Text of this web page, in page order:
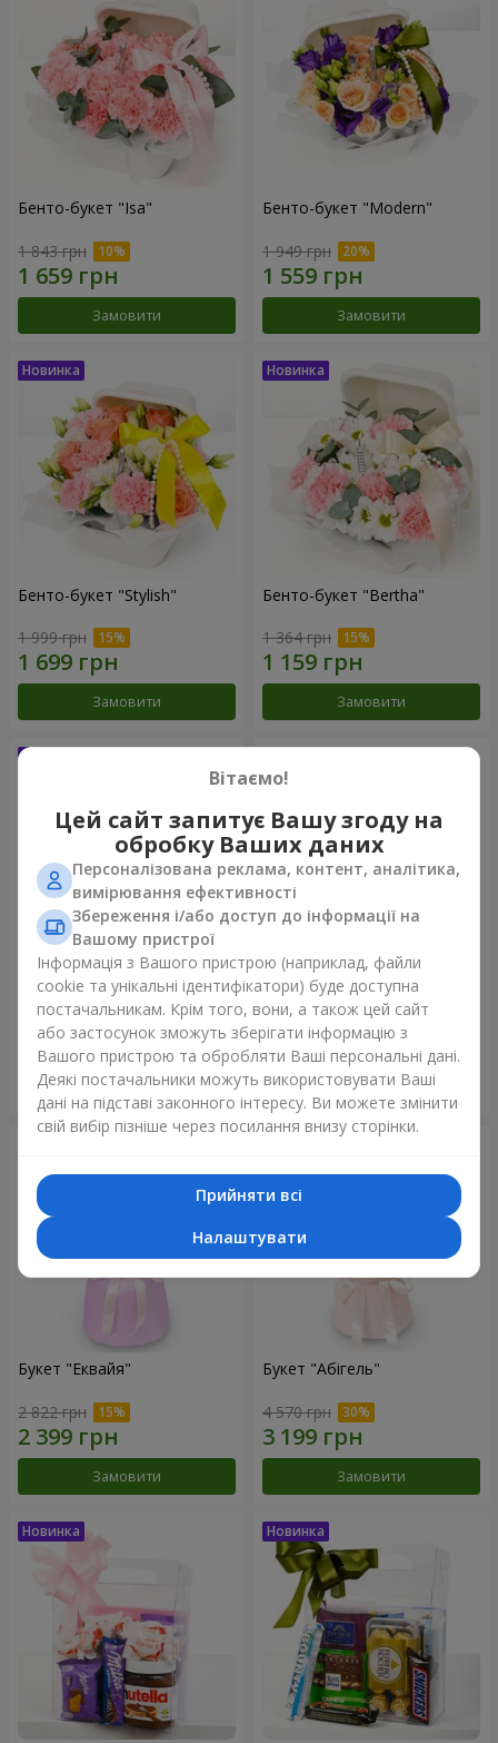
Бенто-букет "Isa"
1 843 грн
Замовити
Бенто-букет "Modern"
1 949 грн
Замовити
Бенто-букет "Stylish"
1 999 грн
Замовити
Бенто-букет "Bertha"
1 364 грн
Замовити
Букет "Kamaliya"
3 065 грн
Замовити
Букет "Moon Dance"
2 570 грн
Замовити
Букет "Еквайя"
2 822 грн
Замовити
Букет "Абігель"
4 570 грн
Замовити
Вітаємо!
Цей сайт запитує Вашу згоду на
обробку Ваших даних
Персоналізована реклама, контент, аналітика,
вимірювання ефективності
Збереження і/або доступ до інформації на
Вашому пристрої
Інформація з Вашого пристрою (наприклад, файли
cookie та унікальні ідентифікатори) буде доступна
постачальникам. Крім того, вони, а також цей сайт
або застосунок зможуть зберігати інформацію з
Вашого пристрою та обробляти Ваші персональні дані.
Деякі постачальники можуть використовувати Ваші
дані на підставі законного інтересу. Ви можете змінити
свій вибір пізніше через посилання внизу сторінки.
Прийняти всі
Налаштувати